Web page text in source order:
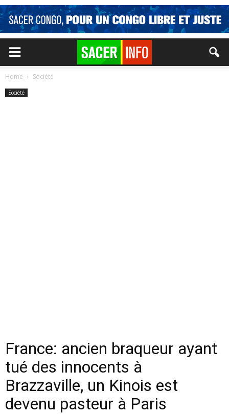
Home Société
Société
France: ancien braqueur ayant
tué des innocents à
Brazzaville, un Kinois est
devenu pasteur à Paris